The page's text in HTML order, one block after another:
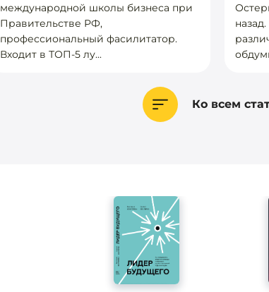
международной школы бизнеса при
Правительстве РФ,
профессиональный фасилитатор.
Входит в ТОП-5 лу...
Ко всем